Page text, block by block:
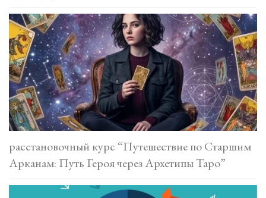
расстановочный курс “Путешествие по Старшим
Арканам: Путь Героя через Архетипы Таро”